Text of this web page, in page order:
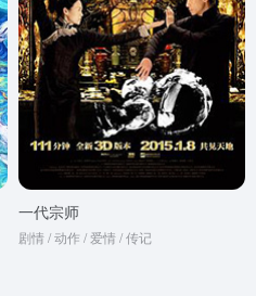
一代宗师
剧情 / 动作 / 爱情 / 传记